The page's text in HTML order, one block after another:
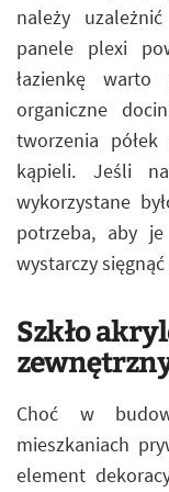
należy
panele plexi
łazienkę
organiczne
tworzenia
kąpieli. Jeśli
wykorzystane
potrzeba, aby je
wystarczy
Szkło
Choć w
mieszkaniach
element